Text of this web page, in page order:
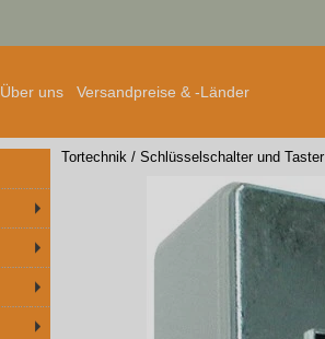
Über uns Versandpreise & -Länder
Tortechnik / Schlüsselschalter und Taster